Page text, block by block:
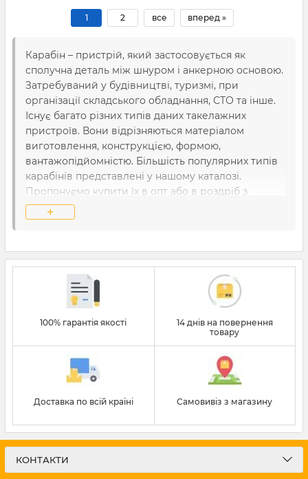
1 2 все вперед »
Карабін – пристрій, який застосовується як
сполучна деталь між шнуром і анкерною основою.
Затребуваний у будівництві, туризмі, при
організації складського обладнання, СТО та інше.
Існує багато різних типів даних такелажних
пристроїв. Вони відрізняються матеріалом
виготовлення, конструкцією, формою,
вантажопідйомністю. Більшість популярних типів
карабінів представлені у нашому каталозі.
Пропонуємо купити їх в опт або в роздріб з
доставкою по Україні.
Карабіни виготовляють з металів або пластиків.
Перші – застосовують як основну сполучну ланку,
другі – як допоміжні, що підтримують елементи.
За матеріалом виготовлення металеві карабіни
Сталь різних марок;
Оцинкована сталь;
Нержавіюча сталь;
Алюмінієві метали (дюраль).
+
100% гарантія якості
14 днів на повернення
товару
Доставка по всій країні Самовивіз з магазину
КОНТАКТИ